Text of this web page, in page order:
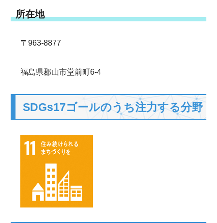
所在地
〒963-8877
福島県郡山市堂前町6-4
SDGs17ゴールのうち注力する分野